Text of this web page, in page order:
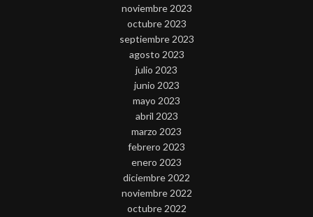
noviembre 2023
octubre 2023
septiembre 2023
agosto 2023
julio 2023
junio 2023
mayo 2023
abril 2023
marzo 2023
febrero 2023
enero 2023
diciembre 2022
noviembre 2022
octubre 2022